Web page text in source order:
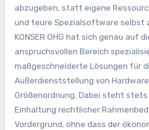
abzugeben, statt eigene
und teure Spezialsoftware selbst
KONSER OHG hat sich genau auf
anspruchsvollen Bereich
maßgeschneiderte Lösungen für
Außerdienststellung von
Größenordnung. Dabei steht stets
Einhaltung rechtlicher
Vordergrund, ohne dass der